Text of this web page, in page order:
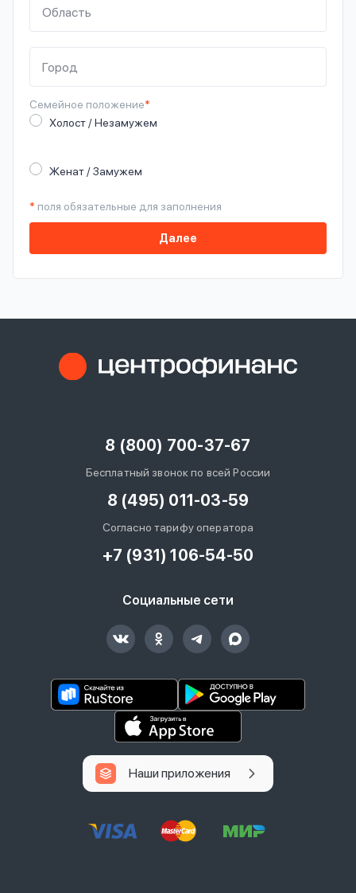
Семейное положение*
Холост / Незамужем
Женат / Замужем
* поля обязательные для заполнения
Далее
8 (800) 700-37-67
Бесплатный звонок по всей России
8 (495) 011-03-59
Согласно тарифу оператора
+7 (931) 106-54-50
Социальные сети
Наши приложения